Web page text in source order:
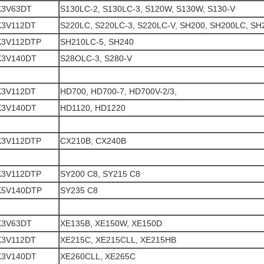
S130LC-2, S130LC-3, S120W, S130W, S130-V
S220LC, S220LC-3, S220LC-V, SH200, SH200LC,
SH210LC-5, SH240
S28OLC-3, S280-V
HD700, HD700-7, HD700V-2/3,
HD1120, HD1220
CX210B, CX240B
SY200 C8, SY215 C8
SY235 C8
XE135B, XE150W, XE150D
XE215C, XE215CLL, XE215HB
XE260CLL, XE265C